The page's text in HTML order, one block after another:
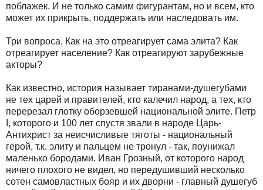
поблажек. И не только самим фигурантам, но и всем, кто
может их прикрыть, поддержать или наследовать им.
Три вопроса. Как на это отреагирует сама элита? Как
отреагирует население? Как отреагируют зарубежные
акторы?
Как известно, история называет тиранами-душегубами
не тех царей и правителей, кто калечил народ, а тех, кто
перерезал глотку оборзевшей национальной элите. Петр
I, которого и 100 лет спустя звали в народе Царь-
Антихрист за неисчисливые тяготы - национальный
герой, т.к. элиту и пальцем не тронул - так, поунижал
маленько бородами. Иван Грозный, от которого народ
ничего плохого не видел, но передушивший несколько
сотен самовластных бояр и их дворни - главный душегуб